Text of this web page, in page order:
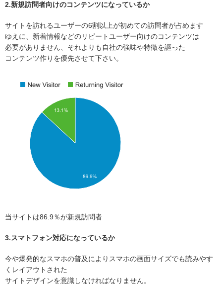
2.新規訪問者向けのコンテンツになっているか
サイトを訪れるユーザーの6割以上が初めての訪問者が占めます
ゆえに、新着情報などのリピートユーザー向けのコンテンツは
必要がありません、それよりも自社の強味や特徴を謳った
コンテンツ作りを優先させて下さい。
当サイトは86.9％が新規訪問者
3.スマトフォン対応になっているか
今や爆発的なスマホの普及によりスマホの画面サイズでも読みやす
くレイアウトされた
サイトデザインを意識しなければなりません。